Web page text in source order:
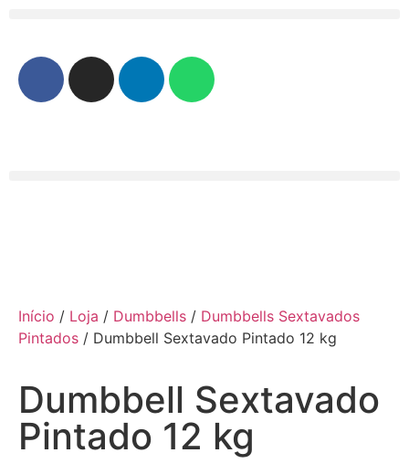
Início / Loja / Dumbbells / Dumbbells Sextavados
Pintados / Dumbbell Sextavado Pintado 12 kg
Dumbbell Sextavado
Pintado 12 kg